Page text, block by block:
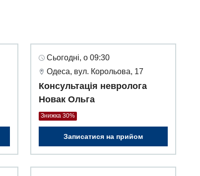
Сьогодні, о 09:30
Одеса, вул. Корольова, 17
Консультація невролога
Новак Ольга
Знижка 30%
Записатися на прийом